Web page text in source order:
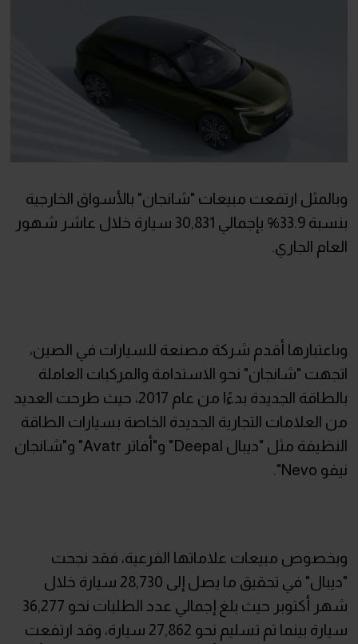
وبالمثل ارتفعت مبيعات "شانجان" بالأسواق الخارجية
بنسبة 33.9% بإجمالي 30,831 سيارة خلال عاشر شهور
العام الجاري.
وباعتبارها أقدم شركة مصنعة للسيارات في الصين،
اتجهت "شانجان" نحو الاستدامة والمركبات العاملة
بالطاقة الجديدة بدءًا من عام 2017، حيث طرحت العديد
من العلامات التجارية الجديدة الخاصة بسيارات الطاقة
النظيفة مثل "ديبال Deepal" و"أفاتر Avatr" و"شانجان
نيفو Nevo".
وبخصوص مبيعات علاماتها الفرعية، فقد نجحت
"ديبال" في تحقيق ما يصل إلى 28,730 سيارة خلال
شهر أكتوبر حيث بلغ إجمالي عدد الطلبات نحو 36,277
سيارة بينما تم تسليم نحو 27,862 سيارة، وقد ارتفعت